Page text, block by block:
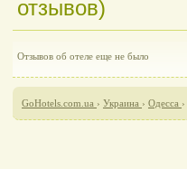
отзывов)
Отзывов об отеле еще не было
GoHotels.com.ua › Украина › Одесса ›